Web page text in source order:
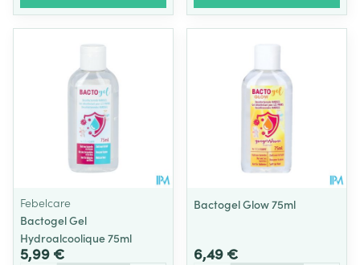
Febelcare
Bactogel Gel
Hydroalcoolique 75ml
5,99 €
Bactogel Glow 75ml
6,49 €